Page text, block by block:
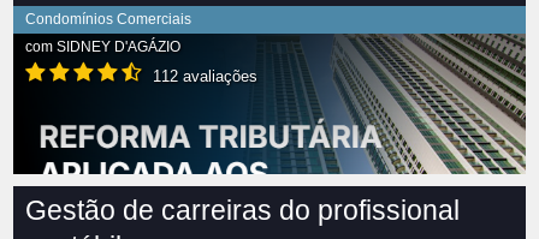
Condomínios Comerciais
com SIDNEY D'AGÁZIO
112 avaliações
Gestão de carreiras do profissional